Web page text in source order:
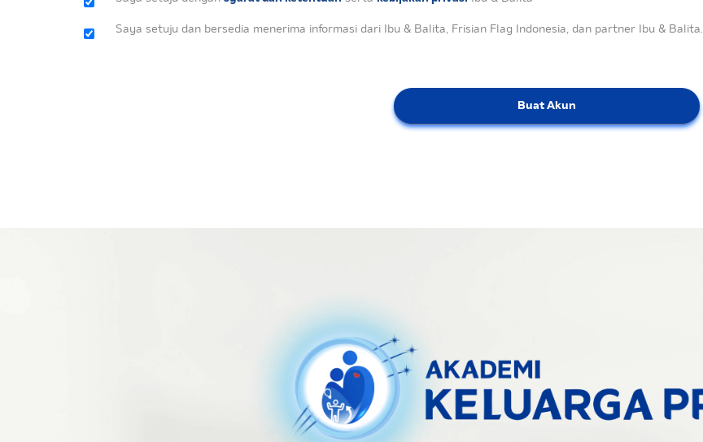
Saya setuju dan bersedia menerima informasi dari Ibu & Balita, Frisian Flag Indonesia, dan partner Ibu & Balita.